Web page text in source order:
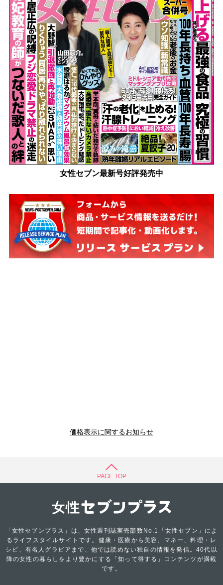
女性セブン最新号好評発売中
価格表示に関するお知らせ
PAGE TOP
「女性セブンプラス」は、女性週刊誌実売部数No.1「女性セブン」によ
るライフスタイルサイトです。健康・医療から美容、マネー、料理・レ
シピ、有名人グラビアまで、他では読めない独自の情報を発信。40代以
降の女性の暮らしをより豊かにする「知って得する」コンテンツが満載
です。